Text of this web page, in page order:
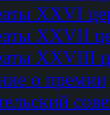
XXVI
XXVII
XXVIII
о премии